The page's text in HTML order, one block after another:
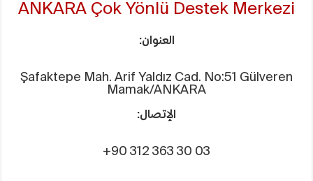
ANKARA Çok Yönlü Destek Merkezi
العنوان:
Şafaktepe Mah. Arif Yaldız Cad. No:51 Gülveren
Mamak/ANKARA
الإتصال:
+90 312 363 30 03